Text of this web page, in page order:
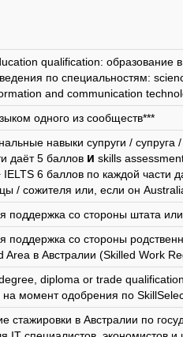
qualification: образование
по специальностям:
and communication
одного из сообществ***
навыки супруги /
даёт 5 баллов и skills
IELTS 6 баллов по каждой части
/ сожителя или, если он
поддержка со стороны штата
поддержка со стороны
Area в Австралии (Skilled Work
diploma or trade qualification
на момент одобрения по
стажировки в Австралии по